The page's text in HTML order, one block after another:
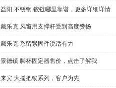
益阳 不锈钢 铰链哪里靠谱，更多详细详情
戴乐克 风窗用支撑杆受到高度赞扬
戴乐克 系留紧固件说话有力
景德镇 脚杯固定器售价，点击了解我
来宾 大摇把锁系列，客户为先